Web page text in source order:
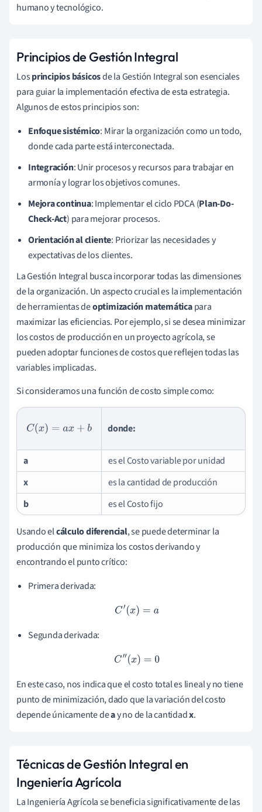
humano y tecnológico.
Principios de Gestión Integral
Losprincipios básicosde la Gestión Integral son esenciales
para guiar la implementación efectiva de esta estrategia.
Algunos de estos principios son:
Enfoque sistémico: Mirar la organización como un todo,
donde cada parte está interconectada.
Integración: Unir procesos y recursos para trabajar en
armonía y lograr los objetivos comunes.
Mejora continua: Implementar el ciclo PDCA (Plan-Do-
Check-Act) para mejorar procesos.
Orientación al cliente: Priorizar las necesidades y
expectativas de los clientes.
La Gestión Integral busca incorporar todas las dimensiones
de la organización. Un aspecto crucial es la implementación
de herramientas deoptimización matemáticapara
maximizar las eficiencias. Por ejemplo, si se desea minimizar
los costos de producción en un proyecto agrícola, se
pueden adoptar funciones de costos que reflejen todas las
variables implicadas.
Si consideramos una función de costo simple como:
C(x)= ax+b donde:
a
es el Costo variable por unidad
x
es la cantidad de producción
b
es el Costo fijo
Usando elcálculo diferencial, se puede determinar la
producción que minimiza los costos derivando y
encontrando el punto crítico:
Primera derivada:
C′(x) =a
Segunda derivada:
C″(x) =0
En este caso, nos indica que el costo total es lineal y no tiene
punto de minimización, dado que la variación del costo
depende únicamente deay no de la cantidadx.
Técnicas de Gestión Integral en
Ingeniería Agrícola
La Ingeniería Agrícola se beneficia significativamente de las